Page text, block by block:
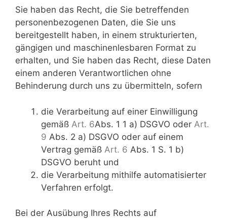
Sie haben das Recht, die Sie betreffenden
personenbezogenen Daten, die Sie uns
bereitgestellt haben, in einem strukturierten,
gängigen und maschinenlesbaren Format zu
erhalten, und Sie haben das Recht, diese Daten
einem anderen Verantwortlichen ohne
Behinderung durch uns zu übermitteln, sofern
die Verarbeitung auf einer Einwilligung
gemäß Art. 6Abs. 1 1 a) DSGVO oder Art.
9 Abs. 2 a) DSGVO oder auf einem
Vertrag gemäß Art. 6 Abs. 1 S. 1 b)
DSGVO beruht und
die Verarbeitung mithilfe automatisierter
Verfahren erfolgt.
Bei der Ausübung Ihres Rechts auf